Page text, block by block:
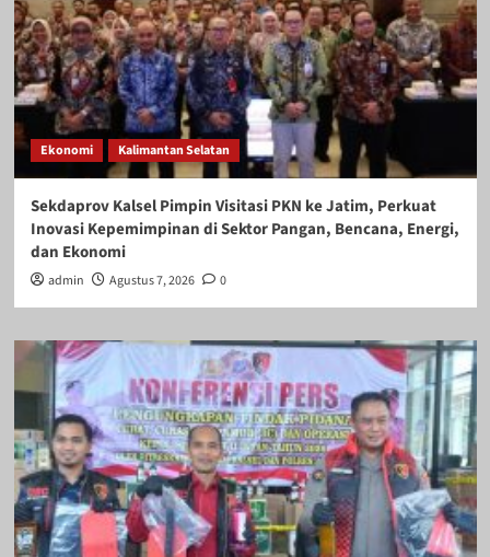
Ekonomi Kalimantan Selatan
Sekdaprov Kalsel Pimpin Visitasi PKN ke Jatim, Perkuat
Inovasi Kepemimpinan di Sektor Pangan, Bencana, Energi,
dan Ekonomi
admin Agustus 7, 2026 0